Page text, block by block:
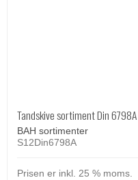
Tandskive sortiment Din
BAH sortimenter
S12Din6798A
Prisen er inkl. 25 % moms.